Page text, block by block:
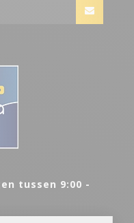
tussen 9:00 -